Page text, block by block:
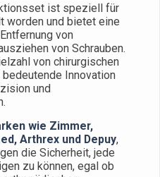
ist speziell für
worden und bietet eine
von
von Schrauben.
von chirurgischen
Innovation
und
wie Zimmer,
Arthrex und Depuy,
die Sicherheit, jede
zu können, egal ob